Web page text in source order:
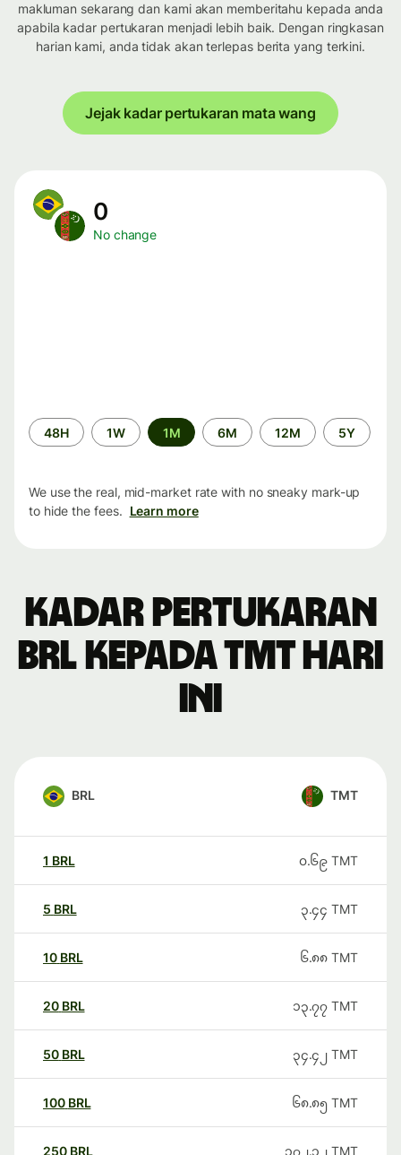
makluman sekarang dan kami akan memberitahu kepada anda
apabila kadar pertukaran menjadi lebih baik. Dengan ringkasan
harian kami, anda tidak akan terlepas berita yang terkini.
Jejak kadar pertukaran mata wang
0
No change
Time
period
48H 1W 1M 6M 12M 5Y
We use the real, mid-market rate with no sneaky mark-up
to hide the fees. Learn more
Kadar pertukaran
BRL kepada TMT hari
ini
BRL TMT
1 BRL ၀.၆၉ TMT
5 BRL ၃.၄၄ TMT
10 BRL ၆.၈၈ TMT
20 BRL ၁၃.၇၇ TMT
50 BRL ၃၄.၄၂ TMT
100 BRL ၆၈.၈၅ TMT
250 BRL ၁၇၂.၁၂ TMT